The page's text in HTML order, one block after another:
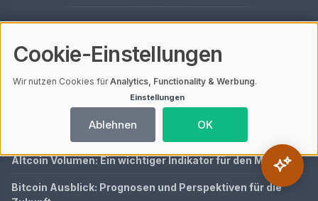
AdvCash Deutschland
Kryptowährungen: Gefahren und Risiken, die du kennen
Altcoin Volumen: Ein wichtiger Indikator für den Markt
Bitcoin Ausblick: Prognosen und Perspektiven für die
Cookie-Einstellungen
Wir nutzen Cookies fürAnalytics, Functionality & Werbung.
Einstellungen
Ablehnen OK